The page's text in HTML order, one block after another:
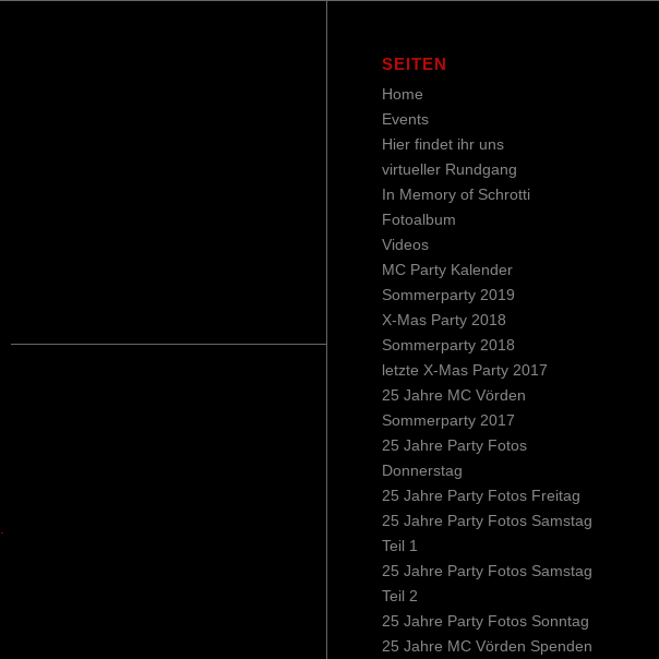
SEITEN
Home
Events
Hier findet ihr uns
virtueller Rundgang
In Memory of Schrotti
Fotoalbum
Videos
MC Party Kalender
Sommerparty 2019
X-Mas Party 2018
Sommerparty 2018
letzte X-Mas Party 2017
25 Jahre MC Vörden
Sommerparty 2017
25 Jahre Party Fotos
Donnerstag
25 Jahre Party Fotos Freitag
25 Jahre Party Fotos Samstag
Teil 1
25 Jahre Party Fotos Samstag
Teil 2
25 Jahre Party Fotos Sonntag
25 Jahre MC Vörden Spenden